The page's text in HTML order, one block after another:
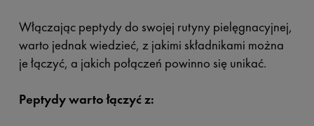
Włączając peptydy do swojej rutyny pielęgnacyjnej,
warto jednak wiedzieć, z jakimi składnikami można
je łączyć, a jakich połączeń powinno się unikać.
Peptydy warto łączyć z: